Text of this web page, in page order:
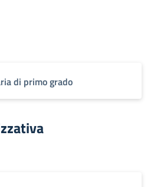
di primo grado